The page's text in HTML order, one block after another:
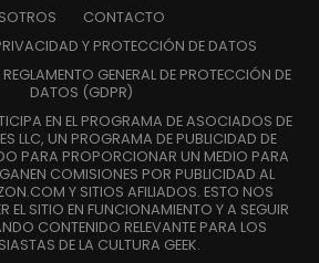
CONTACTO
Y PROTECCIÓN DE DATOS
GENERAL DE PROTECCIÓN DE
DATOS (GDPR)
EN EL PROGRAMA DE ASOCIADOS DE
LLC, UN PROGRAMA DE PUBLICIDAD DE
PARA PROPORCIONAR UN MEDIO PARA
COMISIONES POR PUBLICIDAD AL
Y SITIOS AFILIADOS. ESTO NOS
EL SITIO EN FUNCIONAMIENTO Y A SEGUIR
CONTENIDO RELEVANTE PARA LOS
DE LA CULTURA GEEK.